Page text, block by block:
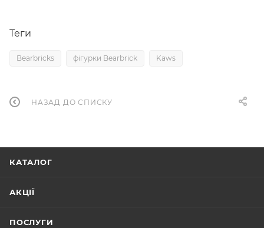
Теги
Bearbricks фігурки Bearbrick Kaws
НАЗАД ДО СПИСКУ
КАТАЛОГ
АКЦІЇ
ПОСЛУГИ